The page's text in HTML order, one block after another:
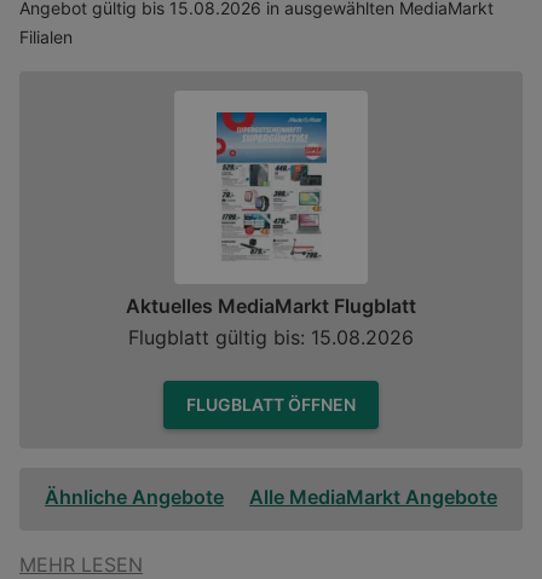
Angebot gültig bis 15.08.2026 in ausgewählten MediaMarkt
Filialen
Aktuelles MediaMarkt Flugblatt
Flugblatt gültig bis: 15.08.2026
FLUGBLATT ÖFFNEN
Ähnliche Angebote Alle MediaMarkt Angebote
MEHR LESEN